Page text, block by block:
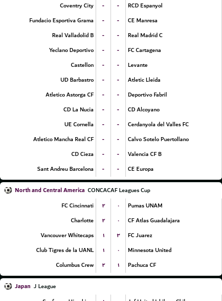
Coventry City
- -
RCD Espanyol
Fundacio Esportiva Grama
- -
CE Manresa
Real Valladolid B
- -
Real Madrid C
Yeclano Deportivo
- -
FC Cartagena
Castellon
- -
Levante
UD Barbastro
- -
Atletic Lleida
Atletico Astorga CF
- -
Deportivo Fabril
CD La Nucia
- -
CD Alcoyano
UE Cornella
- -
Cerdanyola del Valles FC
Atletico Mancha Real CF
- -
Calvo Sotelo Puertollano
CD Cieza
- -
Valencia CF B
Sant Andreu Barcelona
- - CE Europa
North and Central America CONCACAF Leagues Cup
FC Cincinnati
۲ ۰
Pumas UNAM
Charlotte
۲ ۰
CF Atlas Guadalajara
Vancouver Whitecaps
۱ ۳
FC Juarez
Club Tigres de la UANL
۱ ۰
Minnesota United
Columbus Crew
۲ ۱ Pachuca CF
Japan J League